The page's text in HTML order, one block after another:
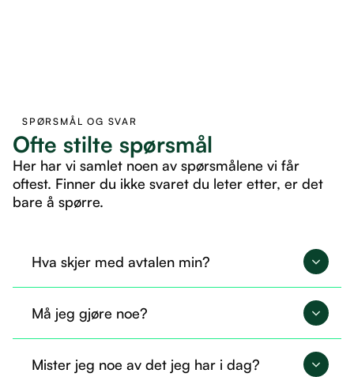
SPØRSMÅL OG SVAR
Ofte stilte spørsmål
Her har vi samlet noen av spørsmålene vi får
oftest. Finner du ikke svaret du leter etter, er det
bare å spørre.
Hva skjer med avtalen min?
nøyaktig samme måte.
Må jeg gjøre noe?
overført, og du kan fortsette som før.
Mister jeg noe av det jeg har i dag?